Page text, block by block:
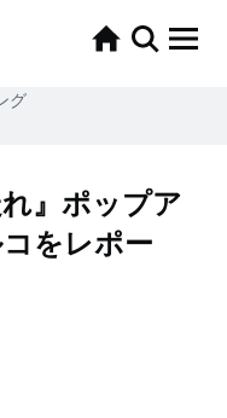
グ
』ポップア
をレポー